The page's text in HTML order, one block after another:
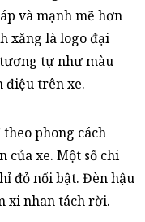
và mạnh mẽ hơn
xăng là logo đại
tự như màu
điệu trên xe.
theo phong cách
của xe. Một số chi
đỏ nổi bật. Đèn hậu
xi nhan tách rời.